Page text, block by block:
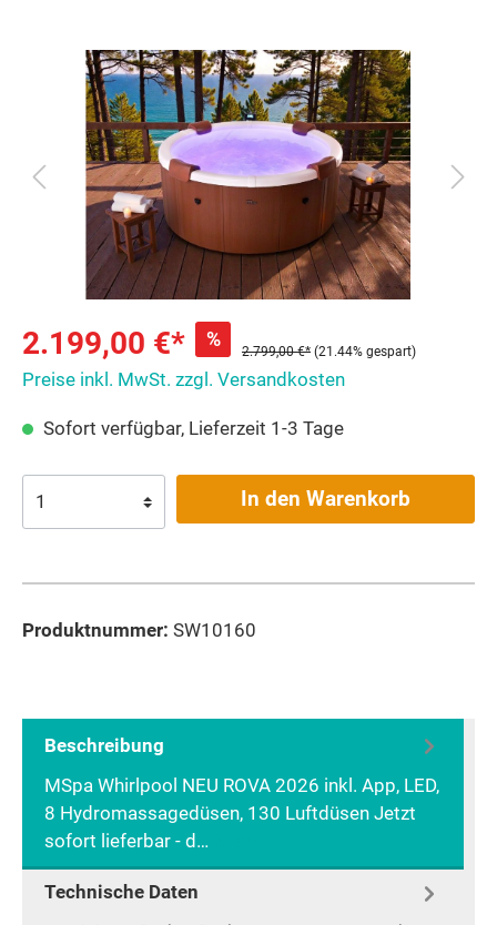
2.199,00 €* %
2.799,00 €* (21.44% gespart)
Preise inkl. MwSt. zzgl. Versandkosten
Sofort verfügbar, Lieferzeit 1-3 Tage
In den Warenkorb
Produktnummer: SW10160
Beschreibung
MSpa Whirlpool NEU ROVA 2026 inkl. App, LED,
8 Hydromassagedüsen, 130 Luftdüsen Jetzt
sofort lieferbar - d…
Technische Daten